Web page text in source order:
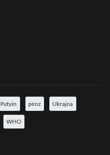
Putyin pénz Ukrajna
WHO